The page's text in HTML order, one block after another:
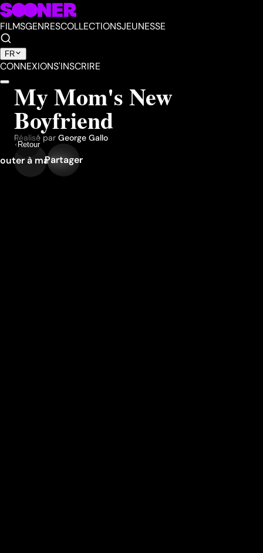
FILMSGENRESCOLLECTIONSJEUNESSE
FR
CONNEXIONS'INSCRIRE
Retour
My Mom's New
Boyfriend
Réalisé par George Gallo
à ma liste
Partager